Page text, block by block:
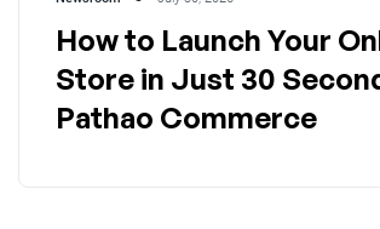
How to Launch Your
Store in Just 30
Pathao Commerce